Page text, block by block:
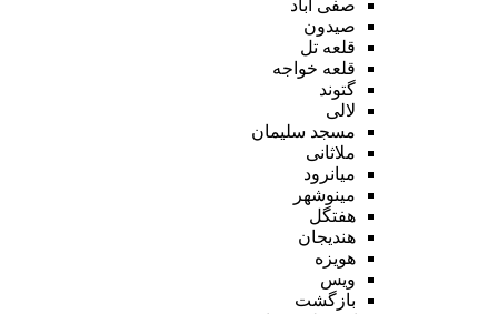
صفی آباد
صیدون
قلعه تل
قلعه خواجه
گتوند
لالی
مسجد سلیمان
ملاثانی
میانرود
مینوشهر
هفتگل
هندیجان
هویزه
ویس
بازگشت